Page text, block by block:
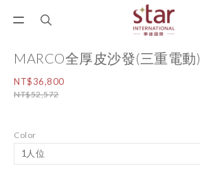
MARCO全厚皮沙發(三重電動)
NT$36,800
NT$52,572
Color